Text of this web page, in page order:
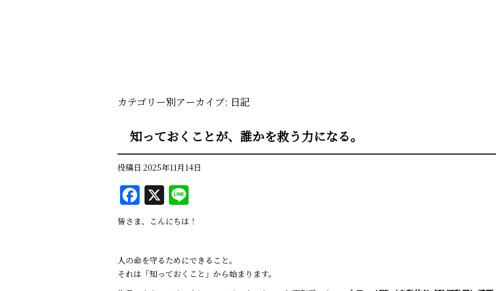
カテゴリー別アーカイブ: 日記
知っておくことが、誰かを救う力になる。
投稿日 2025年11月14日
F
a
c
e
b
X
n
e
皆さま、こんにちは！
人の命を守るためにできること。
それは「知っておくこと」から始まります。